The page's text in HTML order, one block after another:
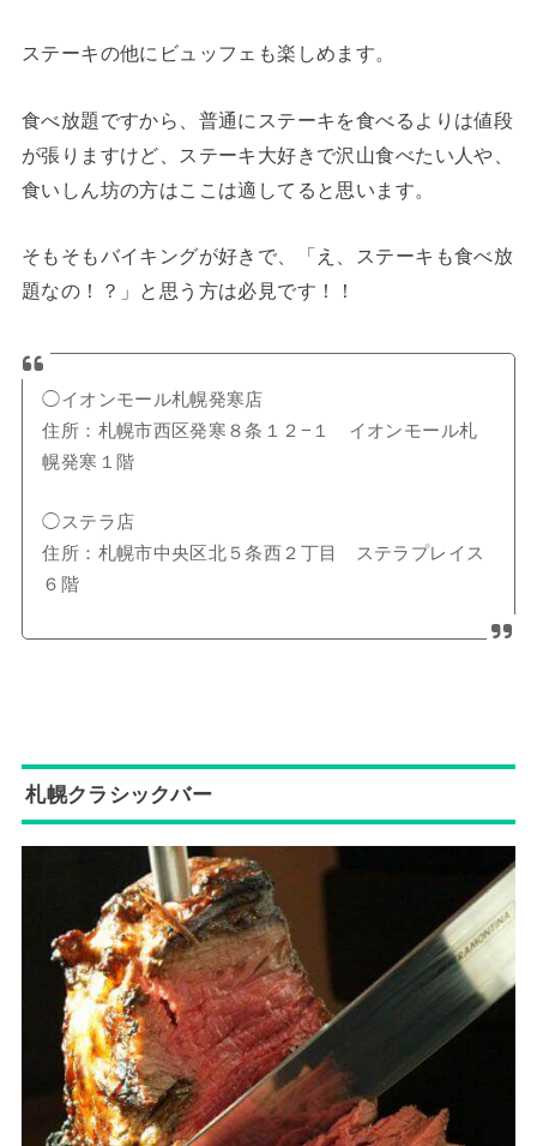
ステーキの他にビュッフェも楽しめます。
食べ放題ですから、普通にステーキを食べるよりは値段
が張りますけど、ステーキ大好きで沢山食べたい人や、
食いしん坊の方はここは適してると思います。
そもそもバイキングが好きで、「え、ステーキも食べ放
題なの！？」と思う方は必見です！！
◯イオンモール札幌発寒店
住所：札幌市西区発寒８条１２−１ イオンモール札
幌発寒１階
◯ステラ店
住所：札幌市中央区北５条西２丁目 ステラプレイス
６階
札幌クラシックバー